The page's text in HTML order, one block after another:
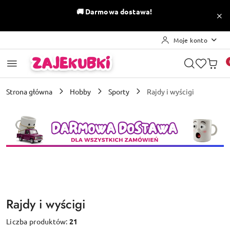
Przejdź do treści głównej
Przejdź do wyszukiwarki
Przejdź do moje konto
Przejdź do menu głównego
Przejdź do stopki
🚚 Darmowa dostawa!
Moje konto
Strona główna Hobby Sporty Rajdy i wyścigi
Rajdy i wyścigi
Liczba produktów:21